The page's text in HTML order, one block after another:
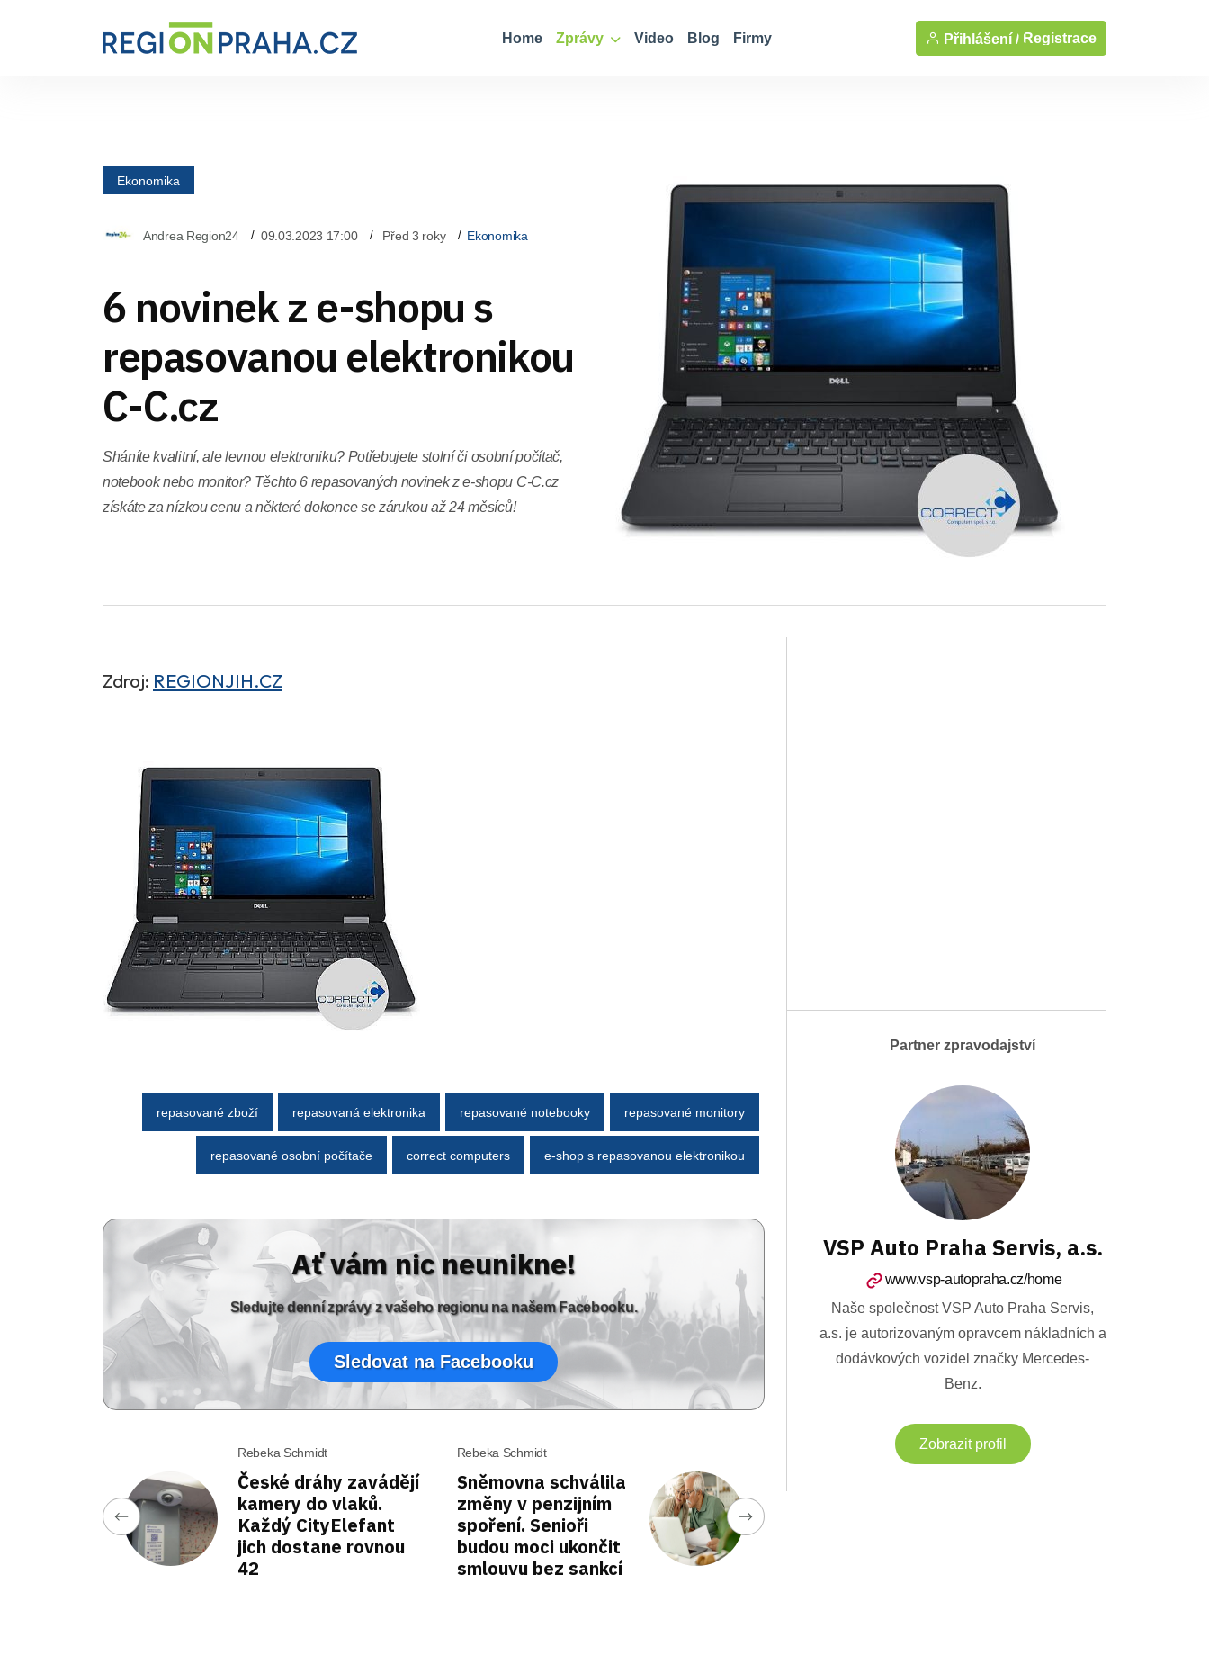
Home Zprávy Video Blog Firmy Přihlášení / Registrace
Ekonomika
Andrea Region24 09.03.2023 17:00 Před 3 roky Ekonomika
6 novinek z e-shopu s
repasovanou elektronikou
C-C.cz
Sháníte kvalitní, ale levnou elektroniku? Potřebujete stolní či osobní počítač,
notebook nebo monitor? Těchto 6 repasovaných novinek z e-shopu C-C.cz
získáte za nízkou cenu a některé dokonce se zárukou až 24 měsíců!
Zdroj: REGIONJIH.CZ
repasované zboží repasovaná elektronika repasované notebooky repasované monitory
repasované osobní počítače correct computers e-shop s repasovanou elektronikou
Ať vám nic neunikne!
Sledujte denní zprávy z vašeho regionu na našem Facebooku.
Sledovat na Facebooku
Rebeka Schmidt
České dráhy zavádějí
kamery do vlaků.
Každý CityElefant
jich dostane rovnou
42
Rebeka Schmidt
Sněmovna schválila
změny v penzijním
spoření. Senioři
budou moci ukončit
smlouvu bez sankcí
Partner zpravodajství
VSP Auto Praha Servis, a.s.
www.vsp-autopraha.cz/home
Naše společnost VSP Auto Praha Servis,
a.s. je autorizovaným opravcem nákladních a
dodávkových vozidel značky Mercedes-
Benz.
Zobrazit profil